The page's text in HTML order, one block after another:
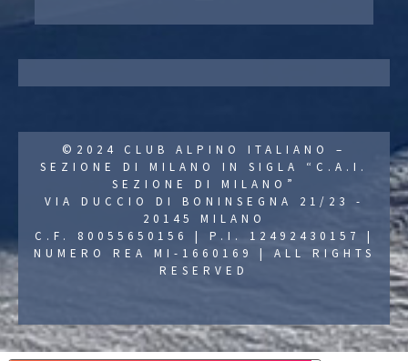
©2024 CLUB ALPINO ITALIANO –
SEZIONE DI MILANO IN SIGLA “C.A.I.
SEZIONE DI MILANO”
VIA DUCCIO DI BONINSEGNA 21/23 -
20145 MILANO
C.F. 80055650156 | P.I. 12492430157 |
NUMERO REA MI-1660169 | ALL RIGHTS
RESERVED